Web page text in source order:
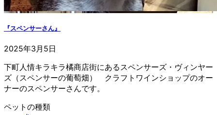
『スペンサーさん』
2025年3月5日
下町人情キラキラ橘商店街にあるスペンサーズ・ヴィンヤー
ズ（スペンサーの葡萄畑） クラフトワインショップのオー
ナーのスペンサーさんです。
ペットの種類